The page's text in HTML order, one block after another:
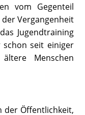
vom Gegenteil
Vergangenheit
Jugendtraining
seit einiger
Menschen
der Öffentlichkeit,